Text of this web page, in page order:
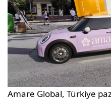
Amare Global, Türkiye